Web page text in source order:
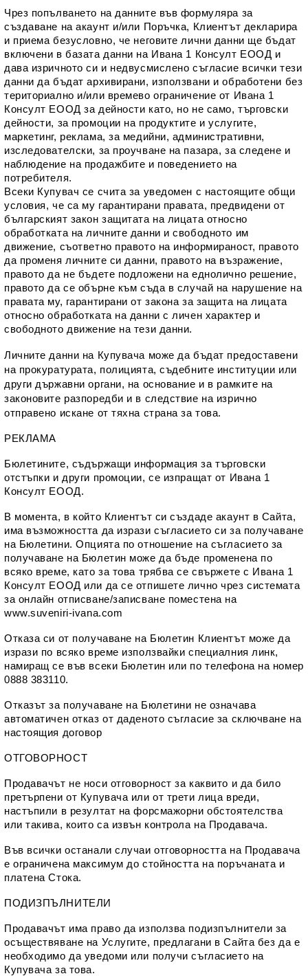
Чрез попълването на данните във формуляра за
създаване на акаунт и/или Поръчка, Клиентът декларира
и приема безусловно, че неговите лични данни ще бъдат
включени в базата данни на Ивана 1 Консулт ЕООД и
дава изричното си и недвусмислено съгласие всички тези
данни да бъдат архивирани, използвани и обработени без
териториално и/или времево ограничение от Ивана 1
Консулт ЕООД за дейности като, но не само, търговски
дейности, за промоции на продуктите и услугите,
маркетинг, реклама, за медийни, административни,
изследователски, за проучване на пазара, за следене и
наблюдение на продажбите и поведението на
потребителя.
Всеки Купувач се счита за уведомен с настоящите общи
условия, че са му гарантирани правата, предвидени от
българският закон защитата на лицата относно
обработката на личните данни и свободното им
движение, съответно правото на информираност, правото
да променя личните си данни, правото на възражение,
правото да не бъдете подложени на еднолично решение,
правото да се обърне към съда в случай на нарушение на
правата му, гарантирани от закона за защита на лицата
относно обработката на данни с личен характер и
свободното движение на тези данни.
Личните данни на Купувача може да бъдат предоставени
на прокуратурата, полицията, съдебните институции или
други държавни органи, на основание и в рамките на
законовите разпоредби и в следствие на изрично
отправено искане от тяхна страна за това.
РЕКЛАМА
Бюлетините, съдържащи информация за търговски
отстъпки и други промоции, се изпращат от Ивана 1
Консулт ЕООД.
В момента, в който Клиентът си създаде акаунт в Сайта,
има възможността да изрази съгласието си за получаване
на Бюлетини. Опцията по отношение на съгласието за
получаване на Бюлетин може да бъде променена по
всяко време, като за това трябва се свържете с Ивана 1
Консулт ЕООД или да се отпишете лично чрез системата
за онлайн отписване/записване поместена на
www.suveniri-ivana.com
Отказа си от получаване на Бюлетин Клиентът може да
изрази по всяко време използвайки специалния линк,
намиращ се във всеки Бюлетин или по телефона на номер
0888 383110.
Отказът за получаване на Бюлетини не означава
автоматичен отказ от даденото съгласие за сключване на
настоящия договор
ОТГОВОРНОСТ
Продавачът не носи отговорност за каквито и да било
претърпени от Купувача или от трети лица вреди,
настъпили в резултат на форсмажорни обстоятелства
или такива, които са извън контрола на Продавача.
Във всички останали случаи отговорността на Продавача
е ограничена максимум до стойността на поръчаната и
платена Стока.
ПОДИЗПЪЛНИТЕЛИ
Продавачът има право да използва подизпълнители за
осъществяване на Услугите, предлагани в Сайта без да е
необходимо да уведоми или получи съгласието на
Купувача за това.